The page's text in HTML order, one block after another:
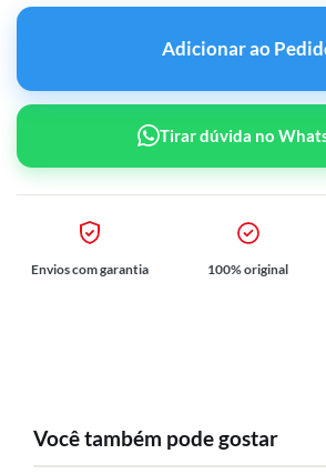
Adicionar ao
Tirar dúvida no
Envios com garantia 100% original
Você também pode gostar